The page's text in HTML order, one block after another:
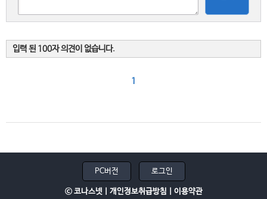
입력 된 100자 의견이 없습니다.
1
PC버전 로그인
ⓒ 코나스넷 | 개인정보취급방침 이용약관